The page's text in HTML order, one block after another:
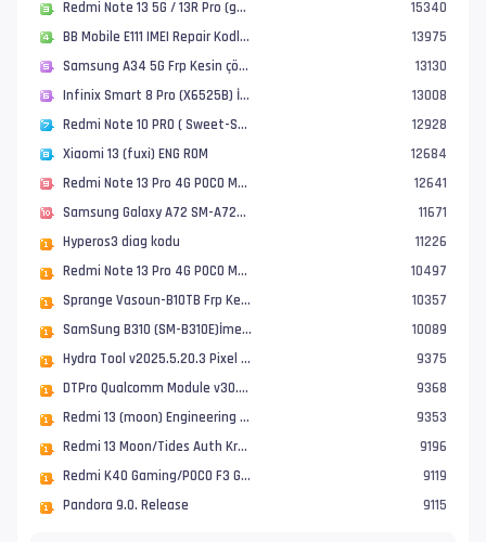
Redmi Note 13 5G / 13R Pro (gold) ENG ROM
15340
BB Mobile E111 IMEI Repair Kodları
13975
Samsung A34 5G Frp Kesin çözüm And 16 sürüm
13130
Infinix Smart 8 Pro (X6525B) İmei Repair Basit Çözüm
13008
Redmi Note 10 PRO ( Sweet-Sweetin) Dokunmatik Basmama Sorunu Çözümü.
12928
Xiaomi 13 (fuxi) ENG ROM
12684
Redmi Note 13 Pro 4G POCO M6 Pro (emerald) HyperOS 2.x Modem Yükleme
12641
Samsung Galaxy A72 SM-A725F Frp baypas Kesin çözümü
11671
Hyperos3 diag kodu
11226
Redmi Note 13 Pro 4G POCO M6 Pro (emerald) HyperOS 2.x İmei Repair işlemi
10497
Sprange Vasoun-B10TB Frp Kesin çözümü
10357
SamSung B310 (SM-B310E)İmei Repair tek tık
10089
Hydra Tool v2025.5.20.3 Pixel Repair Security Functions and New Samsung Firehose
9375
DTPro Qualcomm Module v30.0.0.01(Nobody)UFS •Huawei Nova 11 Series IMEI repair |•Xiao
9368
Redmi 13 (moon) Engineering ROM
9353
Redmi 13 Moon/Tides Auth Kredisiz Rom Yükleme
9196
Redmi K40 Gaming/POCO F3 GT (ares) HyperOS Sorunsuz Yükleme
9119
Pandora 9.0. Release
9115